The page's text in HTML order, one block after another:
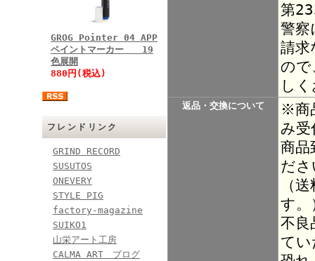
GROG Pointer 04 APP
ペイントマーカー 19
色展開
880円(税込)
フレンドリンク
GRIND RECORD
SUSUTOS
ONEVERY
STYLE PIG
factory-magazine
SUIKO1
山栄アート工房
CALMA ART ブログ
第
警察
請求
ので
し
返品・交換について
※商
み受
商品
だ
（
す。
不良
て